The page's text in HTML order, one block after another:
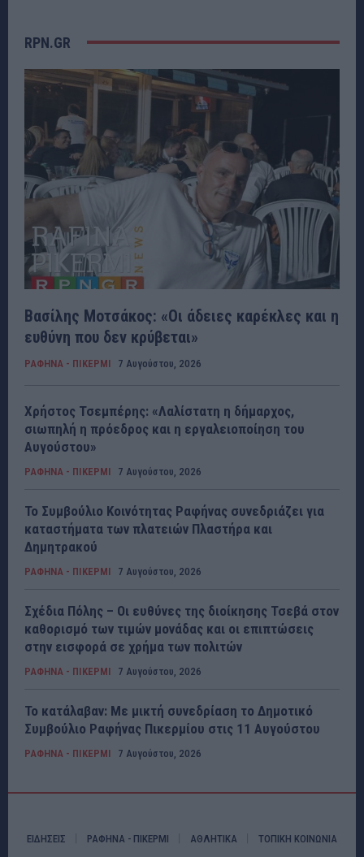
RPN.GR
Βασίλης Μοτσάκος: «Οι άδειες καρέκλες και η
ευθύνη που δεν κρύβεται»
ΡΑΦΗΝΑ - ΠΙΚΕΡΜΙ 7 Αυγούστου, 2026
Χρήστος Τσεμπέρης: «Λαλίστατη η δήμαρχος,
σιωπηλή η πρόεδρος και η εργαλειοποίηση του
Αυγούστου»
ΡΑΦΗΝΑ - ΠΙΚΕΡΜΙ 7 Αυγούστου, 2026
Το Συμβούλιο Κοινότητας Ραφήνας συνεδριάζει για
καταστήματα των πλατειών Πλαστήρα και
Δημητρακού
ΡΑΦΗΝΑ - ΠΙΚΕΡΜΙ 7 Αυγούστου, 2026
Σχέδια Πόλης – Οι ευθύνες της διοίκησης Τσεβά στον
καθορισμό των τιμών μονάδας και οι επιπτώσεις
στην εισφορά σε χρήμα των πολιτών
ΡΑΦΗΝΑ - ΠΙΚΕΡΜΙ 7 Αυγούστου, 2026
Το κατάλαβαν: Με μικτή συνεδρίαση το Δημοτικό
Συμβούλιο Ραφήνας Πικερμίου στις 11 Αυγούστου
ΡΑΦΗΝΑ - ΠΙΚΕΡΜΙ 7 Αυγούστου, 2026
ΕΙΔΗΣΕΙΣ ΡΑΦΗΝΑ - ΠΙΚΕΡΜΙ ΑΘΛΗΤΙΚΑ ΤΟΠΙΚΗ ΚΟΙΝΩΝΙΑ